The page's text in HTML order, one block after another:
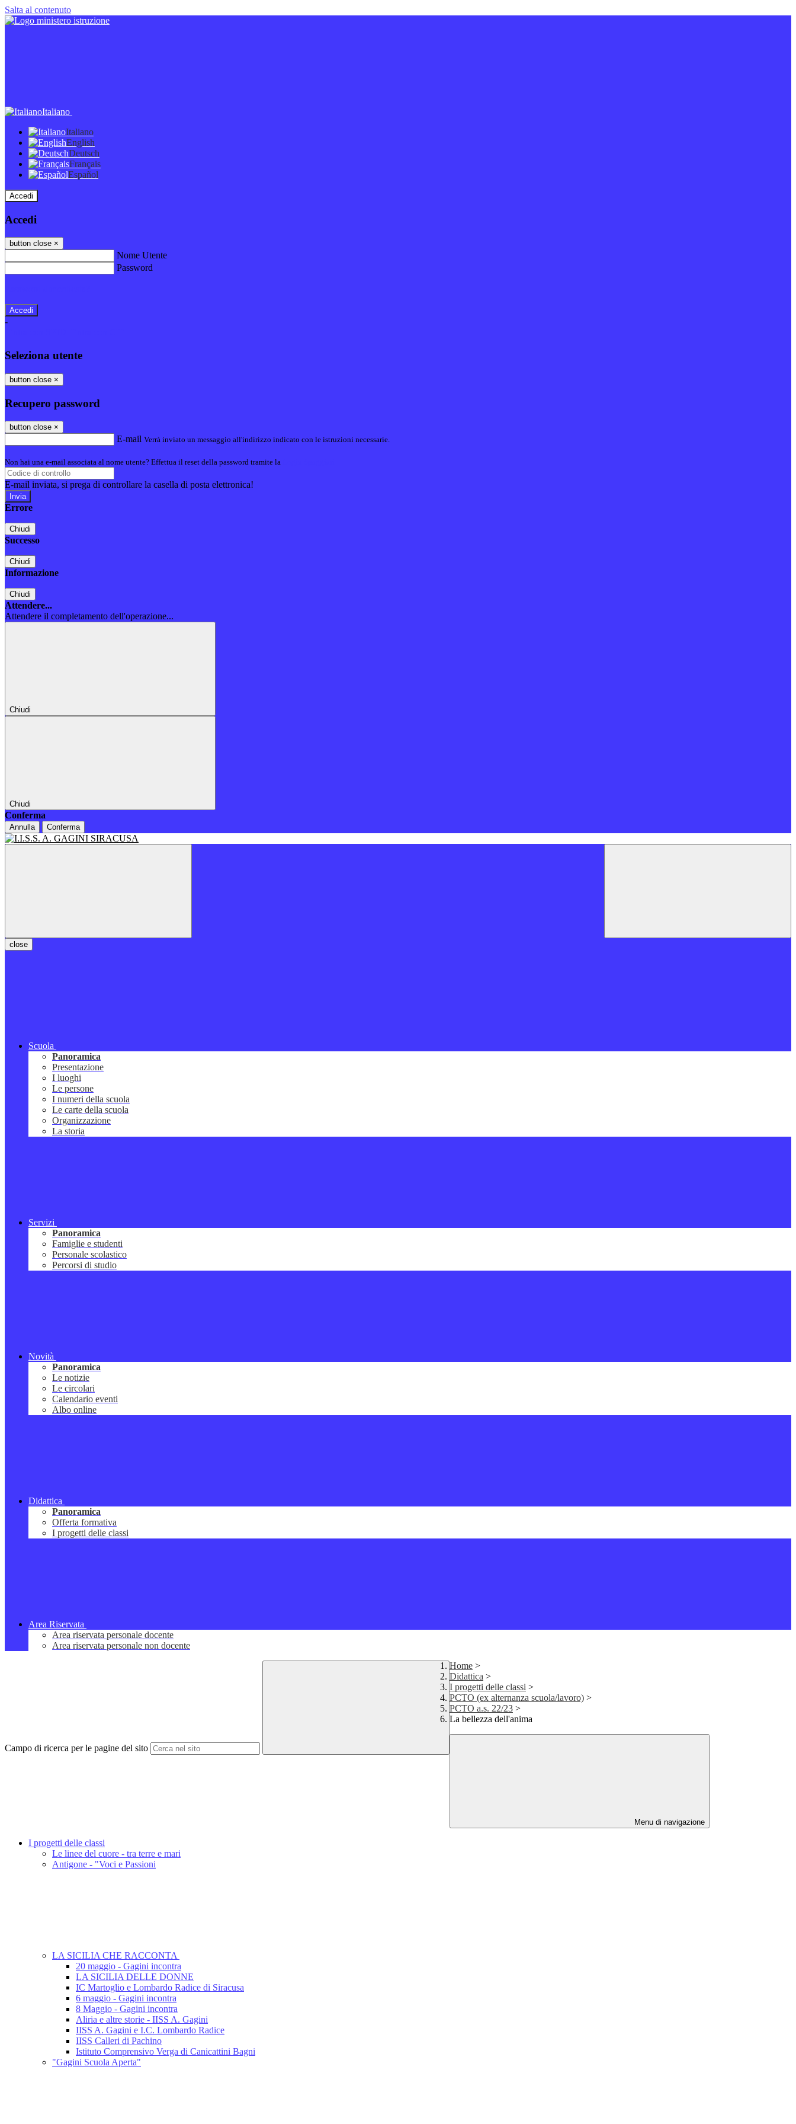
Salta al contenuto
Italiano
Italiano
English
Deutsch
Français
Español
Accedi
Accedi
button close ×
Nome Utente
Password
-
Seleziona utente
button close ×
Recupero password
button close ×
E-mail Verrà inviato un messaggio all'indirizzo indicato con le istruzioni necessarie.
Non hai una e-mail associata al nome utente? Effettua il reset della password tramite la
E-mail inviata, si prega di controllare la casella di posta elettronica!
Errore
Chiudi
Successo
Chiudi
Informazione
Chiudi
Attendere...
Attendere il completamento dell'operazione...
Chiudi
Chiudi
Conferma
Annulla Conferma
close
Scuola
Panoramica
Presentazione
I luoghi
Le persone
I numeri della scuola
Le carte della scuola
Organizzazione
La storia
Servizi
Panoramica
Famiglie e studenti
Personale scolastico
Percorsi di studio
Novità
Panoramica
Le notizie
Le circolari
Calendario eventi
Albo online
Didattica
Panoramica
Offerta formativa
I progetti delle classi
Area Riservata
Area riservata personale docente
Area riservata personale non docente
Campo di ricerca per le pagine del sito
Home >
Didattica >
I progetti delle classi >
PCTO (ex alternanza scuola/lavoro) >
PCTO a.s. 22/23 >
La bellezza dell'anima
Menu di navigazione
I progetti delle classi
Le linee del cuore - tra terre e mari
Antigone - "Voci e Passioni
LA SICILIA CHE RACCONTA
20 maggio - Gagini incontra
LA SICILIA DELLE DONNE
IC Martoglio e Lombardo Radice di Siracusa
6 maggio - Gagini incontra
8 Maggio - Gagini incontra
Aliria e altre storie - IISS A. Gagini
IISS A. Gagini e I.C. Lombardo Radice
IISS Calleri di Pachino
Istituto Comprensivo Verga di Canicattini Bagni
"Gagini Scuola Aperta"